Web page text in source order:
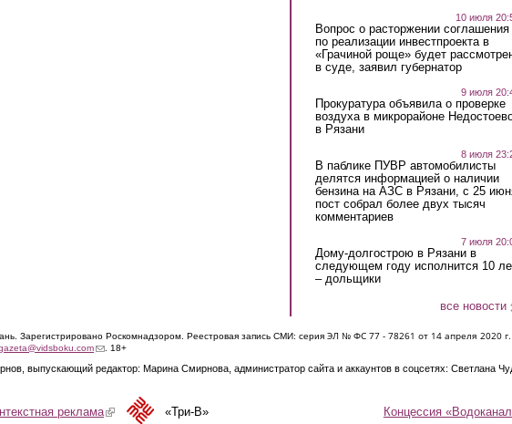
10 июля
Вопрос о расторжении соглашения
по реализации инвестпроекта в
«Грачиной роще» будет
в суде, заявил губернатор
9 июля
Прокуратура объявила о проверке
воздуха в микрорайоне
в Рязани
8 июля
В паблике ПУВР автомобилисты
делятся информацией о наличии
бензина на АЗС в Рязани, с 25
пост собрал более двух тысяч
комментариев
7 июля
Дому-долгострою в Рязани в
следующем году исполнится 10
– дольщики
все новости
Зарегистрировано Роскомнадзором. Реестровая запись СМИ: серия ЭЛ № ФС 77 - 78261 от 14 апреля 2020 г.
(link sends e-mail)
. 18+
выпускающий редактор: Марина Смирнова, администратор сайта и аккаунтов в соцсетях: Светлана
Концессия
реклама(link is external)«Три-В»